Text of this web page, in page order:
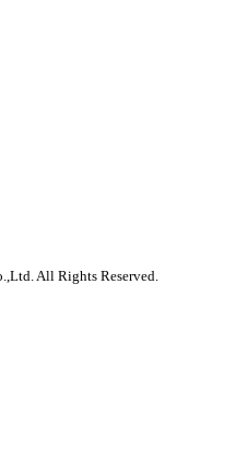
All Rights Reserved.